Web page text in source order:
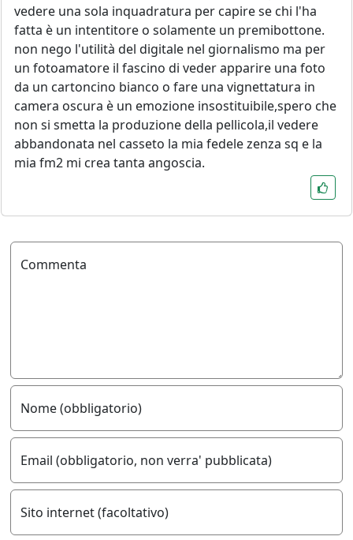
vedere una sola inquadratura per capire se chi l'ha
fatta è un intentitore o solamente un premibottone.
non nego l'utilità del digitale nel giornalismo ma per
un fotoamatore il fascino di veder apparire una foto
da un cartoncino bianco o fare una vignettatura in
camera oscura è un emozione insostituibile,spero che
non si smetta la produzione della pellicola,il vedere
abbandonata nel casseto la mia fedele zenza sq e la
mia fm2 mi crea tanta angoscia.
Commenta
Nome (obbligatorio)
Email (obbligatorio, non verra' pubblicata)
Sito internet (facoltativo)